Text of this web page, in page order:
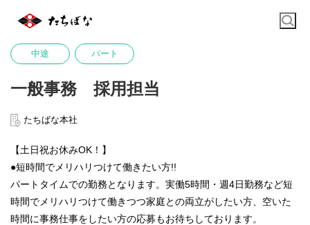
中途 パート
一般事務 採用担当
たちばな本社
【土日祝お休みOK！】
●短時間でメリハリつけて働きたい方!!
パートタイムでの勤務となります。実働5時間・週4日勤務など短
時間でメリハリつけて働きつつ家庭との両立がしたい方、空いた
時間に事務仕事をしたい方の応募もお待ちしております。